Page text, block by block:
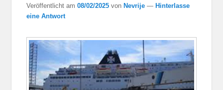
Veröffentlicht am08/02/2025 vonNevrije —Hinterlasse
eine Antwort